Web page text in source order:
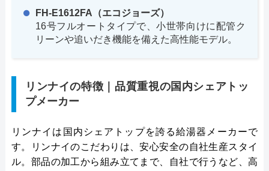
FH-E1612FA（エコジョーズ）
16号フルオートタイプで、小世帯向けに配管ク
リーンや追いだき機能を備えた高性能モデル。
リンナイの特徴｜品質重視の国内シェアトッ
プメーカー
リンナイは国内シェアトップを誇る給湯器メーカーで
す。リンナイのこだわりは、安心安全の自社生産スタイ
ル。部品の加工から組み立てまで、自社で行うなど、高